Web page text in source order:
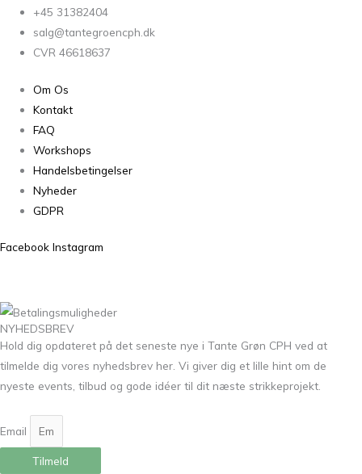
+45 31382404
salg@tantegroencph.dk
CVR 46618637
Om Os
Kontakt
FAQ
Workshops
Handelsbetingelser
Nyheder
GDPR
Facebook Instagram
NYHEDSBREV
Hold dig opdateret på det seneste nye i Tante Grøn CPH ved at
tilmelde dig vores nyhedsbrev her. Vi giver dig et lille hint om de
nyeste events, tilbud og gode idéer til dit næste strikkeprojekt.
Email
Tilmeld